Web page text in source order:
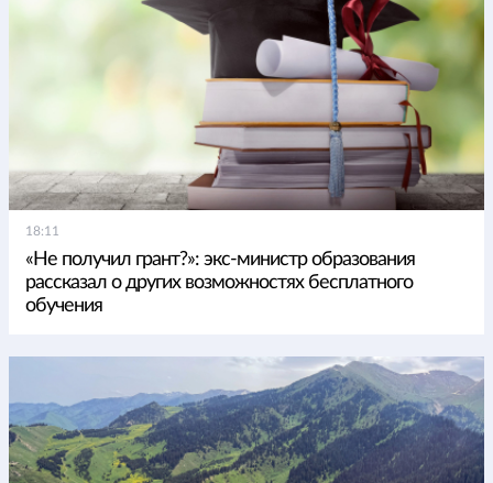
18:11
«Не получил грант?»: экс-министр образования
рассказал о других возможностях бесплатного
обучения